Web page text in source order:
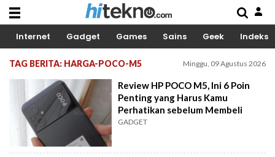
Internet Gadget Games Sains Geek Indeks
TAG BERITA: HARGA-POCO-M5 Minggu, 09 Agustus 2026
Review HP POCO M5, Ini 6 Poin
Penting yang Harus Kamu
Perhatikan sebelum Membeli
GADGET